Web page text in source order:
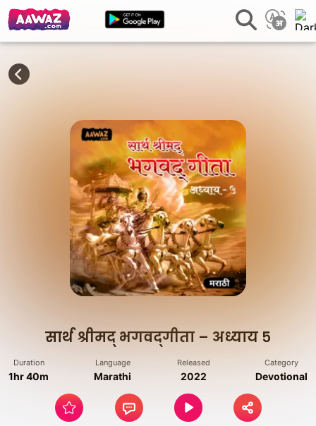
सार्थ श्रीमद्‍ भगवद्‍गीता – अध्याय ५
Duration
1hr 40m
Language
Marathi
Released
2022
Category
Devotional